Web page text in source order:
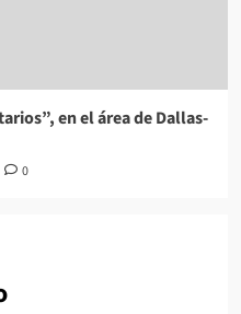
en el área de Dallas-
0